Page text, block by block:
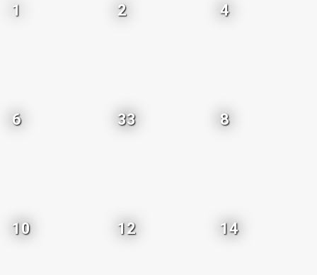
1 2 4
6 33 8
10 12 14